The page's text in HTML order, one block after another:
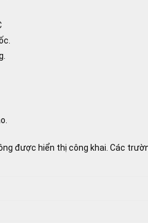
được hiển thị công khai. Các